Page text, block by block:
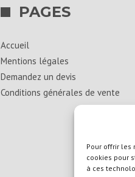
Pour offrir les
cookies pour
à ces
PAGES
Accueil
Mentions légales
Demandez un devis
Conditions générales de vente